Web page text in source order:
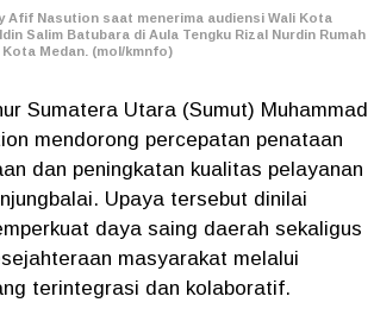
Afif Nasution saat menerima audiensi Wali Kota
Salim Batubara di Aula Tengku Rizal Nurdin Rumah
Medan. (mol/kmnfo)
Sumatera Utara (Sumut) Muhammad
mendorong percepatan penataan
dan peningkatan kualitas pelayanan
Upaya tersebut dinilai
daya saing daerah sekaligus
masyarakat melalui
terintegrasi dan kolaboratif.